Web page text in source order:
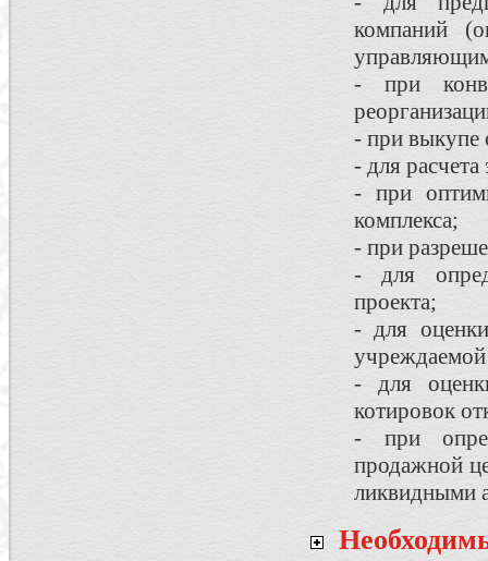
компаний
- при
- при выкупе
- для
- при
комплекса;
- при
- для
проекта;
- для
- для
котировок
- при
продажной
ликвидными